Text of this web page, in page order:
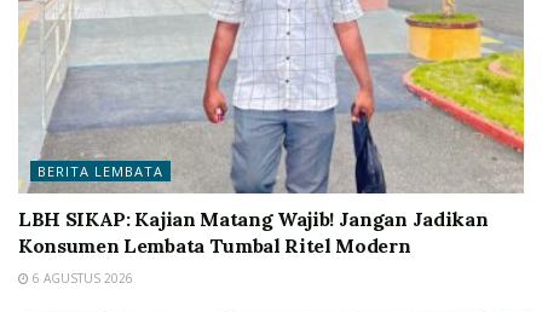
BERITA LEMBATA
LBH SIKAP: Kajian Matang Wajib! Jangan Jadikan
Konsumen Lembata Tumbal Ritel Modern
6 AGUSTUS 2026